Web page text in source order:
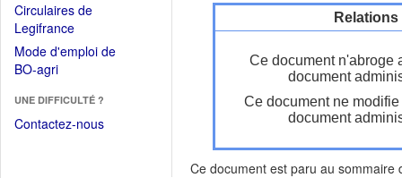
Circulaires de
Legifrance(Ouvrir
dans
une
fenêtre)
Mode d'emploi de
BO-agri(Ouvrir
une
nouvelle
UNE DIFFICULTÉ ?
Contactez-nous
Ce document n'abroge
document
Ce document ne
document
Ce document est paru au sommaire